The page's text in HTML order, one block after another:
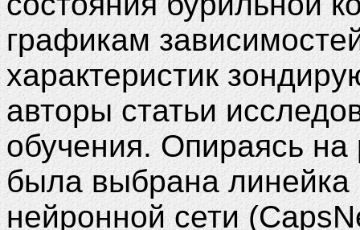
графикам
характеристик
авторы статьи
обучения. Опираясь на
была выбрана линейка
нейронной сети